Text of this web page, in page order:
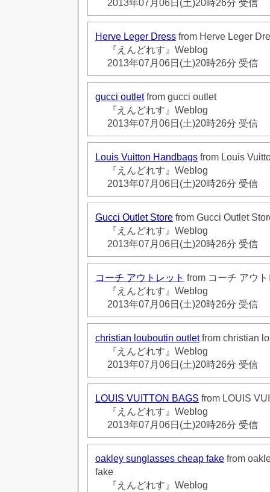
2013年07月06日(土)20時26分 受信
Herve Leger Dress from Herve Leger
『えんどれす』Weblog
2013年07月06日(土)20時26分 受信
gucci outletfrom gucci outlet
『えんどれす』Weblog
2013年07月06日(土)20時26分 受信
Louis Vuitton Handbags from Louis
『えんどれす』Weblog
2013年07月06日(土)20時26分 受信
Gucci Outlet Store from Gucci Outlet
『えんどれす』Weblog
2013年07月06日(土)20時26分 受信
コーチ アウトレット from コーチ アウ
『えんどれす』Weblog
2013年07月06日(土)20時26分 受信
christian louboutin outletfrom christian
『えんどれす』Weblog
2013年07月06日(土)20時26分 受信
LOUIS VUITTON BAGS from LOUIS
『えんどれす』Weblog
2013年07月06日(土)20時26分 受信
oakley sunglasses cheap fake from
fake
『えんどれす』Weblog